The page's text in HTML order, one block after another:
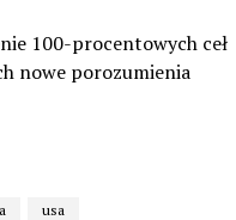
100-procentowych ceł
nowe porozumienia
usa